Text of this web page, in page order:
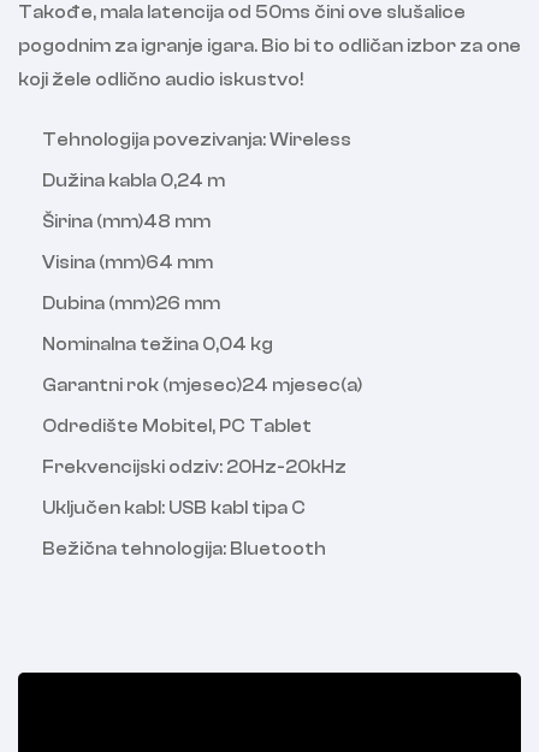
Takođe, mala latencija od 50ms čini ove slušalice
pogodnim za igranje igara. Bio bi to odličan izbor za one
koji žele odlično audio iskustvo!
Tehnologija povezivanja: Wireless
Dužina kabla 0,24 m
Širina (mm)48 mm
Visina (mm)64 mm
Dubina (mm)26 mm
Nominalna težina 0,04 kg
Garantni rok (mjesec)24 mjesec(a)
Odredište Mobitel, PC Tablet
Frekvencijski odziv: 20Hz-20kHz
Uključen kabl: USB kabl tipa C
Bežična tehnologija: Bluetooth